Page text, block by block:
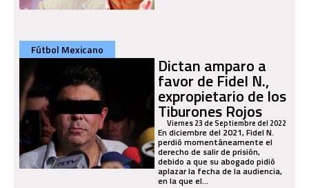
Fútbol Mexicano
Dictan amparo a
favor de Fidel N.,
expropietario de los
Tiburones Rojos
Viernes 23 de Septiembre del 2022
En diciembre del 2021, Fidel N.
perdió momentáneamente el
derecho de salir de prisión,
debido a que su abogado pidió
aplazar la fecha de la audiencia,
en la que el...